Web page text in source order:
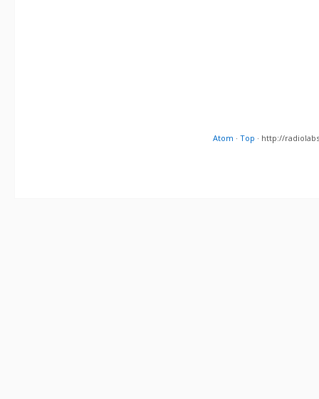
Atom · Top · http://